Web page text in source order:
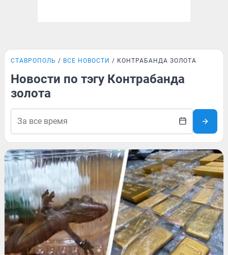
СТАВРОПОЛЬ ВСЕ НОВОСТИ КОНТРАБАНДА ЗОЛОТА
Новости по тэгу Контрабанда
золота